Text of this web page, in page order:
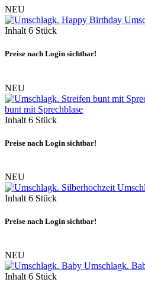
NEU
Inhalt 6 Stück
Preise nach Login sichtbar!
NEU
bunt mit Sprechblase
Inhalt 6 Stück
Preise nach Login sichtbar!
NEU
Inhalt 6 Stück
Preise nach Login sichtbar!
NEU
Umschlagk.
Inhalt 6 Stück